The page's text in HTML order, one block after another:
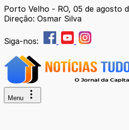
Porto Velho - RO, 05 de agosto
Direção: Osmar Silva
Siga-nos:
Menu